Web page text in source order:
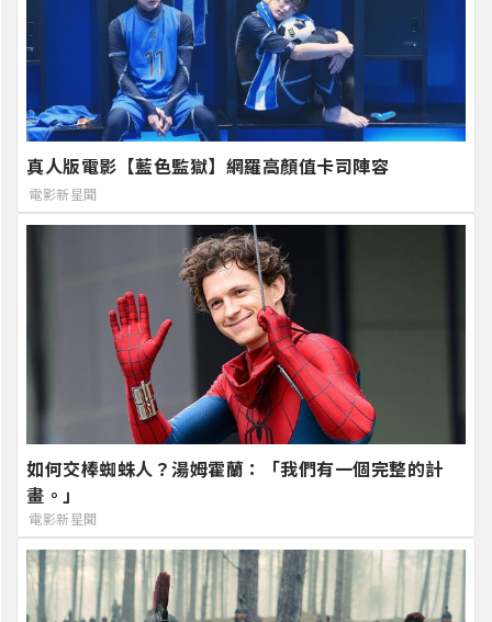
真人版電影【藍色監獄】網羅高顏值卡司陣容
電影新星聞
如何交棒蜘蛛人？湯姆霍蘭：「我們有一個完整的計
畫。」
電影新星聞